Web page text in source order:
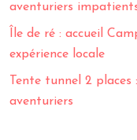
aventuriers
Île de ré : accueil
expérience locale
Tente tunnel 2
aventuriers